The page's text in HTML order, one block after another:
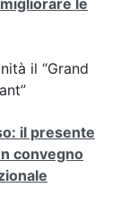
le
il “Grand
il presente
convegno